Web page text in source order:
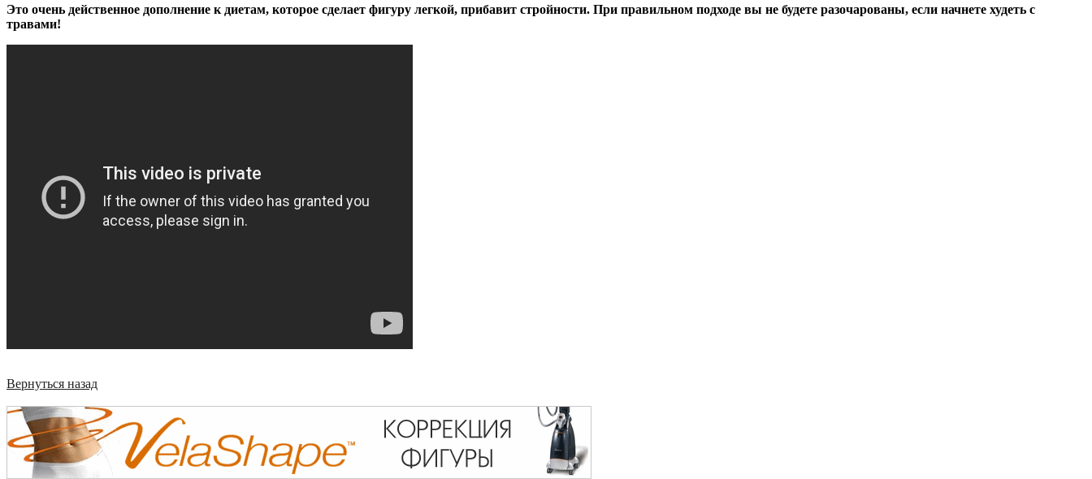
Это очень действенное дополнение к диетам, которое сделает фигуру легкой, прибавит стройности. При правильном подходе вы не будете разочарованы, если начнете худеть с
травами!
Вернуться назад